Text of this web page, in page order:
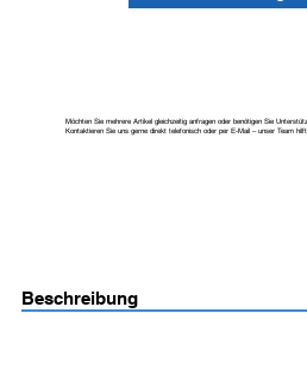
Möchten Sie mehrere Artikel gleichzeitig anfragen oder benötigen Sie
Kontaktieren Sie uns gerne direkt telefonisch oder per E-Mail – unser Team
Beschreibung